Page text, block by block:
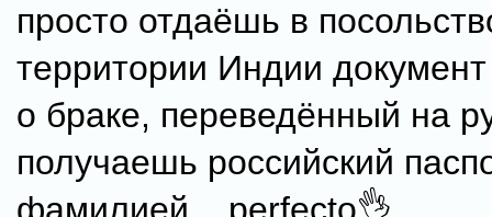
просто отдаëшь в
территории Индии
о браке, переведëнный на
получаешь российский